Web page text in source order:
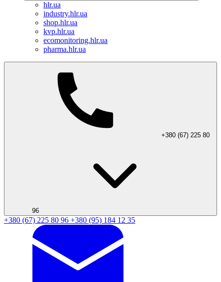
hlr.ua
industry.hlr.ua
shop.hlr.ua
kvp.hlr.ua
ecomonitoring.hlr.ua
pharma.hlr.ua
+380 (67) 225 80
96
+380 (67) 225 80 96 +380 (95) 184 12 35